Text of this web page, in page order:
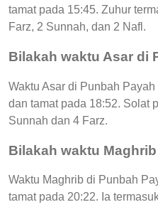
tamat pada 15:45. Zuhur
Farz, 2 Sunnah, dan 2 Nafl.
Bilakah waktu Asar di
Waktu Asar di Punbah
dan tamat pada 18:52. Solat
Sunnah dan 4 Farz.
Bilakah waktu
Waktu Maghrib di Punbah
tamat pada 20:22. Ia